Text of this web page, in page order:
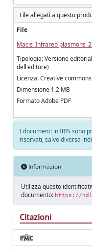
File allegati a questo
File
Macis_Infrared
Tipologia: Versione
dell'editore)
Licenza: Creative commons
Dimensione 1.2 MB
Formato Adobe PDF
I documenti in IRIS sono
riservati, salvo diversa
Informazioni
Utilizza questo
documento: https://
Citazioni